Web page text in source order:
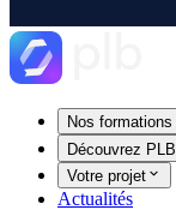
Nos formations
Découvrez PLB
Votre projet
Actualités